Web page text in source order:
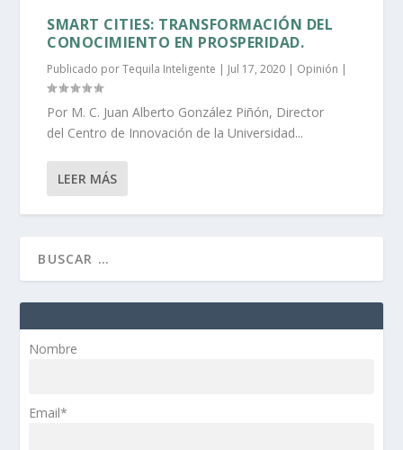
SMART CITIES: TRANSFORMACIÓN DEL
CONOCIMIENTO EN PROSPERIDAD.
Publicado porTequila Inteligente | Jul 17, 2020 | Opinión |
Por M. C. Juan Alberto González Piñón, Director
del Centro de Innovación de la Universidad...
LEER MÁS
Nombre
Email*